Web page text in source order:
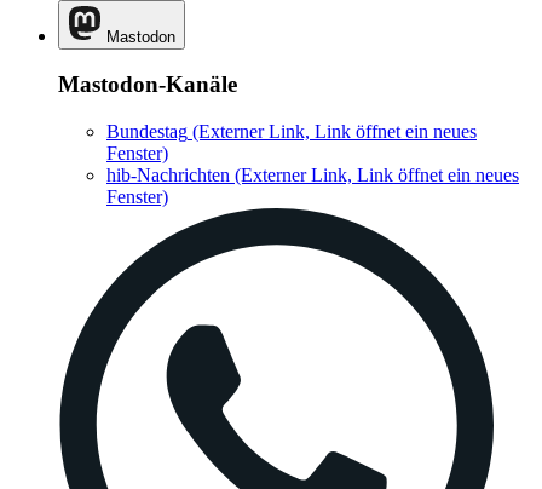
Mastodon
Mastodon-Kanäle
Bundestag (Externer Link, Link öffnet ein neues
Fenster)
hib-Nachrichten (Externer Link, Link öffnet ein neues
Fenster)